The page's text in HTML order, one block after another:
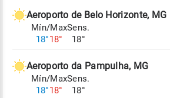
Aeroporto de Belo Horizonte, MG
Mín/Max
18°18°
Sens.
18°
Aeroporto da Pampulha, MG
Mín/Max
18°18°
Sens.
18°